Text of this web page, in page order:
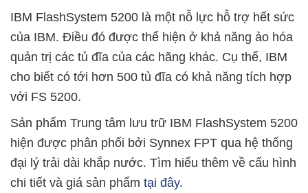
IBM FlashSystem 5200 là một nỗ lực hỗ trợ hết sức
của IBM. Điều đó được thể hiện ở khả năng ảo hóa
quản trị các tủ đĩa của các hãng khác. Cụ thể, IBM
cho biết có tới hơn 500 tủ đĩa có khả năng tích hợp
với FS 5200.
Sản phẩm Trung tâm lưu trữ IBM FlashSystem 5200
hiện được phân phối bởi Synnex FPT qua hệ thống
đại lý trải dài khắp nước. Tìm hiểu thêm về cấu hình
chi tiết và giá sản phẩm tại đây.